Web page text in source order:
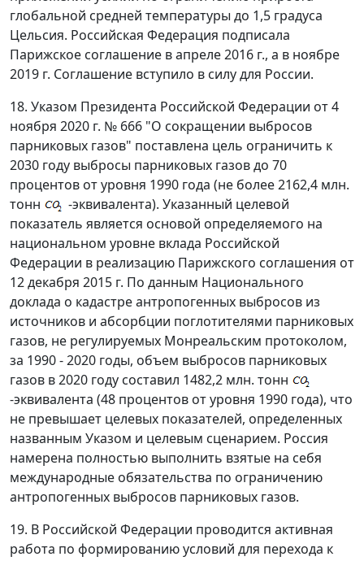
глобальной средней температуры до 1,5 градуса
Цельсия. Российская Федерация подписала
Парижское соглашение в апреле 2016 г., а в ноябре
2019 г. Соглашение вступило в силу для России.
18. Указом Президента Российской Федерации от 4
ноября 2020 г. № 666 "О сокращении выбросов
парниковых газов" поставлена цель ограничить к
2030 году выбросы парниковых газов до 70
процентов от уровня 1990 года (не более 2162,4 млн.
тонн
-эквивалента). Указанный целевой
показатель является основой определяемого на
национальном уровне вклада Российской
Федерации в реализацию Парижского соглашения от
12 декабря 2015 г. По данным Национального
доклада о кадастре антропогенных выбросов из
источников и абсорбции поглотителями парниковых
газов, не регулируемых Монреальским протоколом,
за 1990 - 2020 годы, объем выбросов парниковых
газов в 2020 году составил 1482,2 млн. тонн
-эквивалента (48 процентов от уровня 1990 года), что
не превышает целевых показателей, определенных
названным Указом и целевым сценарием. Россия
намерена полностью выполнить взятые на себя
международные обязательства по ограничению
антропогенных выбросов парниковых газов.
19. В Российской Федерации проводится активная
работа по формированию условий для перехода к